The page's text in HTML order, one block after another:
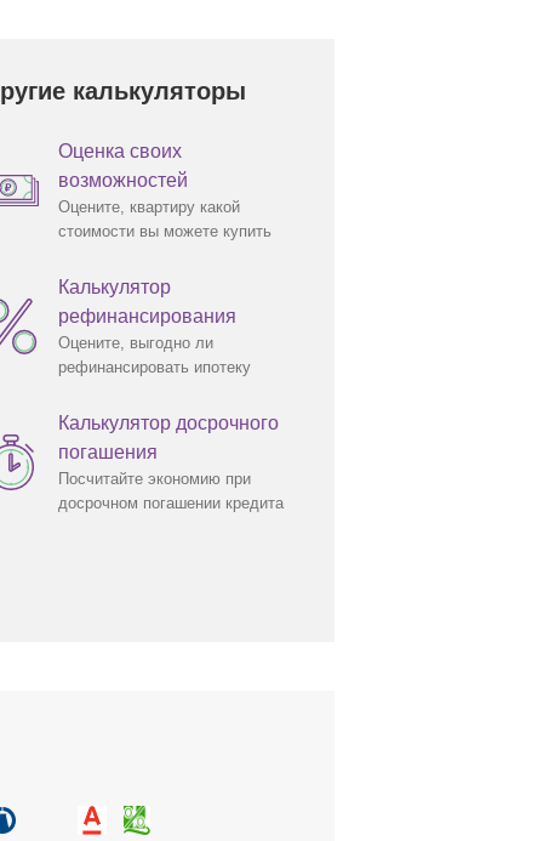
калькуляторы
Оценка своих
возможностей
Оцените, квартиру какой
стоимости вы можете купить
Калькулятор
рефинансирования
Оцените, выгодно ли
рефинансировать ипотеку
Калькулятор досрочного
погашения
Посчитайте экономию при
досрочном погашении кредита